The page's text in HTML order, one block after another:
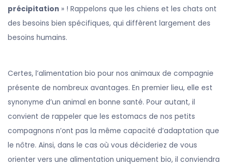
précipitation » ! Rappelons que les chiens et les chats ont
des besoins bien spécifiques, qui diffèrent largement des
besoins humains.
Certes, l’alimentation bio pour nos animaux de compagnie
présente de nombreux avantages. En premier lieu, elle est
synonyme d’un animal en bonne santé. Pour autant, il
convient de rappeler que les estomacs de nos petits
compagnons n’ont pas la même capacité d’adaptation que
le nôtre. Ainsi, dans le cas où vous décideriez de vous
orienter vers une alimentation uniquement bio, il conviendra